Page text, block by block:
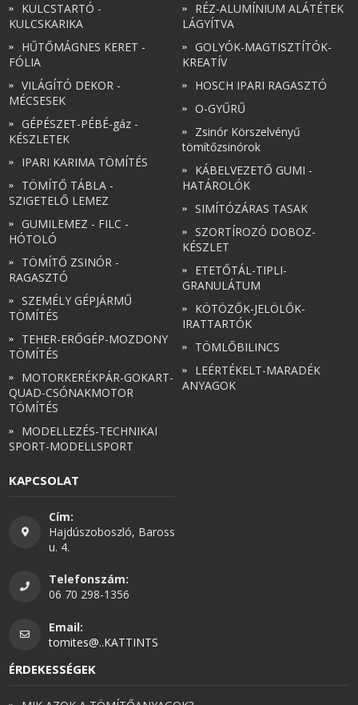
KULCSTARTÓ -
KULCSKARIKA
HŰTŐMÁGNES KERET -
FÓLIA
VILÁGÍTÓ DEKOR -
MÉCSESEK
GÉPÉSZET-PÉBÉ-gáz -
KÉSZLETEK
IPARI KARIMA TÖMÍTÉS
TÖMÍTŐ TÁBLA -
SZIGETELŐ LEMEZ
GUMILEMEZ - FILC -
HÓTOLÓ
TÖMÍTŐ ZSINÓR -
RAGASZTÓ
SZEMÉLY GÉPJÁRMŰ
TÖMÍTÉS
TEHER-ERŐGÉP-MOZDONY
TÖMÍTÉS
MOTORKERÉKPÁR-GOKART-
QUAD-CSÓNAKMOTOR
TÖMÍTÉS
MODELLEZÉS-TECHNIKAI
SPORT-MODELLSPORT
RÉZ-ALUMÍNIUM ALÁTÉTEK
LÁGYÍTVA
GOLYÓK-MAGTISZTÍTÓK-
KREATÍV
HOSCH IPARI RAGASZTÓ
O-GYŰRŰ
Zsinór Körszelvényű
tömítőzsinórok
KÁBELVEZETŐ GUMI -
HATÁROLÓK
SIMÍTÓZÁRAS TASAK
SZORTÍROZÓ DOBOZ-
KÉSZLET
ETETŐTÁL-TIPLI-
GRANULÁTUM
KÖTÖZŐK-JELÖLŐK-
IRATTARTÓK
TÖMLŐBILINCS
LEÉRTÉKELT-MARADÉK
ANYAGOK
KAPCSOLAT
Cím:
Hajdúszoboszló, Baross
u. 4.
Telefonszám:
06 70 298-1356
Email:
tomites@..KATTINTS
ÉRDEKESSÉGEK